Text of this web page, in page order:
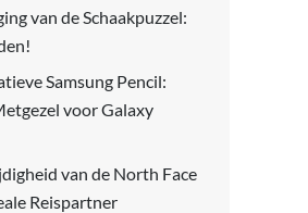
van de Schaakpuzzel:
Samsung Pencil:
voor Galaxy
van de North Face
Reispartner